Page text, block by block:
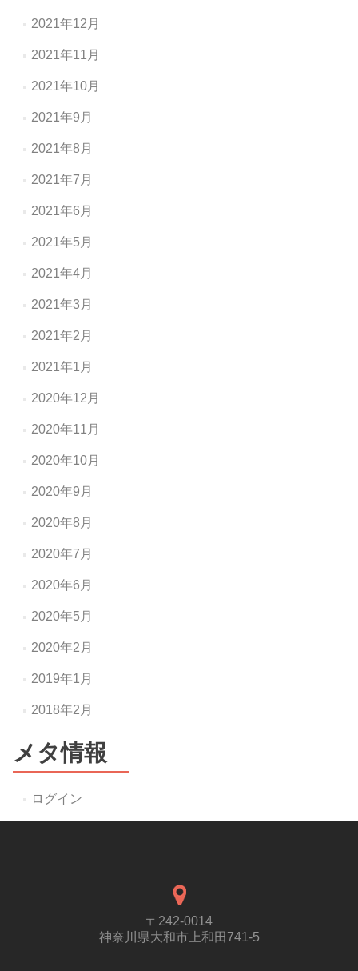
2021年12月
2021年11月
2021年10月
2021年9月
2021年8月
2021年7月
2021年6月
2021年5月
2021年4月
2021年3月
2021年2月
2021年1月
2020年12月
2020年11月
2020年10月
2020年9月
2020年8月
2020年7月
2020年6月
2020年5月
2020年2月
2019年1月
2018年2月
メタ情報
ログイン
〒242-0014
神奈川県大和市上和田741-5